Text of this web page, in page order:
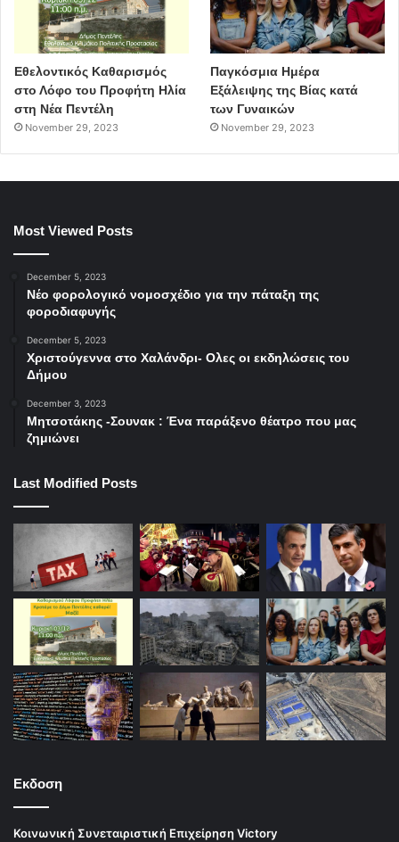
Εθελοντικός Καθαρισμός
στο Λόφο του Προφήτη Ηλία
στη Νέα Πεντέλη
November 29, 2023
Παγκόσμια Ημέρα
Εξάλειψης της Βίας κατά
των Γυναικών
November 29, 2023
Most Viewed Posts
December 5, 2023
Νέο φορολογικό νομοσχέδιο για την πάταξη της
φοροδιαφυγής
December 5, 2023
Χριστούγεννα στο Χαλάνδρι- Ολες οι εκδηλώσεις του
Δήμου
December 3, 2023
Μητσοτάκης -Σουνακ : Ένα παράξενο θέατρο που μας
ζημιώνει
Last Modified Posts
Εκδοση
Κοινωνική Συνεταιριστική Επιχείρηση Victory